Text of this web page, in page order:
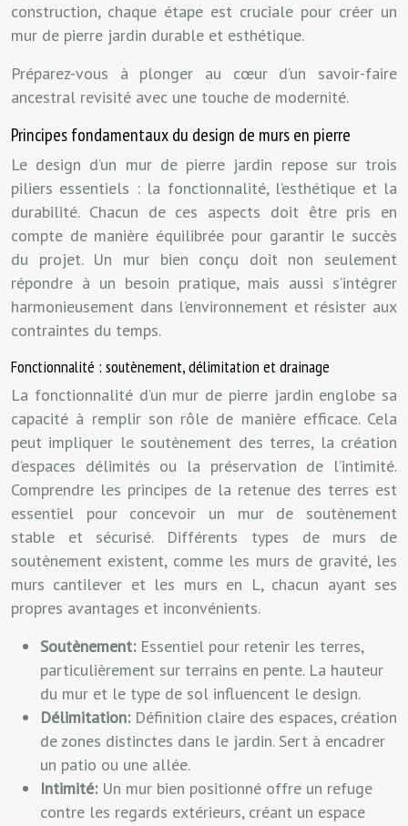
construction, chaque étape est cruciale pour créer un
mur de pierre jardin durable et esthétique.
Préparez-vous à plonger au cœur d’un savoir-faire
ancestral revisité avec une touche de modernité.
Principes fondamentaux du design de murs en pierre
Le design d’un mur de pierre jardin repose sur trois
piliers essentiels : la fonctionnalité, l’esthétique et la
durabilité. Chacun de ces aspects doit être pris en
compte de manière équilibrée pour garantir le succès
du projet. Un mur bien conçu doit non seulement
répondre à un besoin pratique, mais aussi s’intégrer
harmonieusement dans l’environnement et résister aux
contraintes du temps.
Fonctionnalité : soutènement, délimitation et drainage
La fonctionnalité d’un mur de pierre jardin englobe sa
capacité à remplir son rôle de manière efficace. Cela
peut impliquer le soutènement des terres, la création
d’espaces délimités ou la préservation de l’intimité.
Comprendre les principes de la retenue des terres est
essentiel pour concevoir un mur de soutènement
stable et sécurisé. Différents types de murs de
soutènement existent, comme les murs de gravité, les
murs cantilever et les murs en L, chacun ayant ses
propres avantages et inconvénients.
Soutènement: Essentiel pour retenir les terres,
particulièrement sur terrains en pente. La hauteur
du mur et le type de sol influencent le design.
Délimitation: Définition claire des espaces, création
de zones distinctes dans le jardin. Sert à encadrer
un patio ou une allée.
Intimité: Un mur bien positionné offre un refuge
contre les regards extérieurs, créant un espace